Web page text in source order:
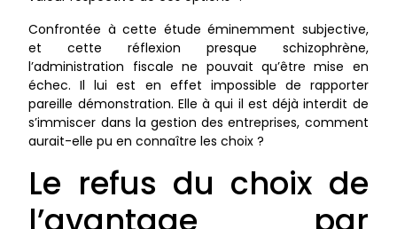
Confrontée à cette étude éminemment subjective,
et cette réflexion presque schizophrène,
l’administration fiscale ne pouvait qu’être mise en
échec. Il lui est en effet impossible de rapporter
pareille démonstration. Elle à qui il est déjà interdit de
s’immiscer dans la gestion des entreprises, comment
aurait-elle pu en connaître les choix ?
Le refus du choix de